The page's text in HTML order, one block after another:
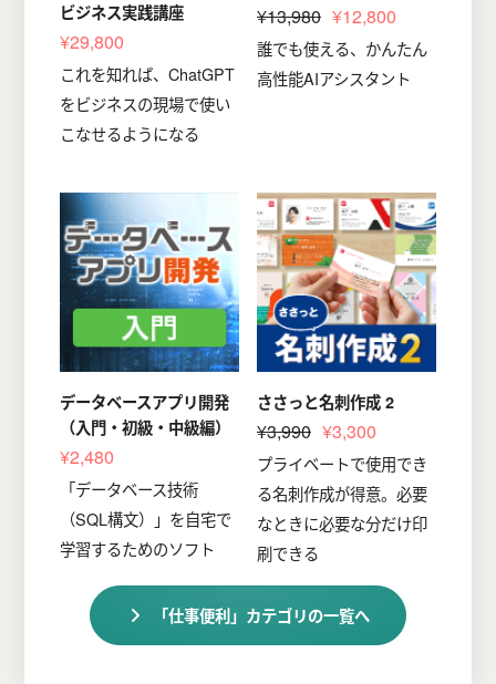
ビジネス実践講座
¥29,800
これを知れば、ChatGPT
をビジネスの現場で使い
こなせるようになる
¥13,980 ¥12,800
誰でも使える、かんたん
高性能AIアシスタント
データベースアプリ開発
（入門・初級・中級編）
¥2,480
「データベース技術
（SQL構文）」を自宅で
学習するためのソフト
ささっと名刺作成 2
¥3,990 ¥3,300
プライベートで使用でき
る名刺作成が得意。必要
なときに必要な分だけ印
刷できる
「仕事便利」カテゴリの一覧へ